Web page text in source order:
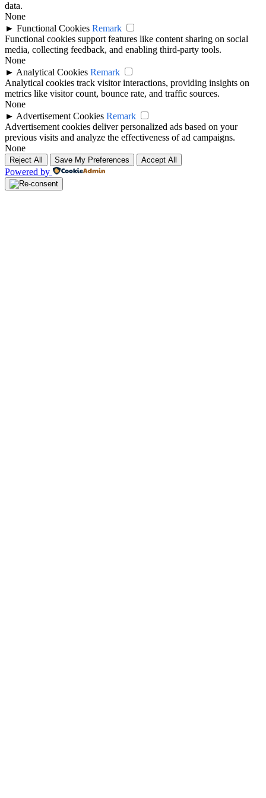
data.
None
► Functional Cookies Remark
Functional cookies support features like content sharing on social
media, collecting feedback, and enabling third-party tools.
None
► Analytical Cookies Remark
Analytical cookies track visitor interactions, providing insights on
metrics like visitor count, bounce rate, and traffic sources.
None
► Advertisement Cookies Remark
Advertisement cookies deliver personalized ads based on your
previous visits and analyze the effectiveness of ad campaigns.
None
Reject All Save My Preferences Accept All
Powered by